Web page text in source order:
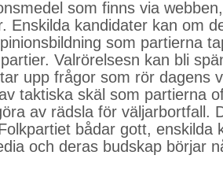
som finns via
Enskilda kandidater kan om
som partierna
Valrörelsesn kan bli
upp frågor som rör dagens
taktiska skäl som partierna
av rädsla för väljarbortfall.
bådar gott, enskilda
och deras budskap börjar